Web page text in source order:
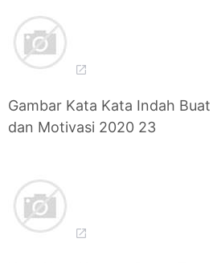
Gambar Kata Kata Indah
dan Motivasi 2020 23